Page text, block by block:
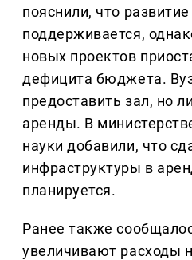
пояснили, что
поддерживается,
новых проектов
дефицита бюджета.
предоставить зал, но
аренды. В
науки добавили, что
инфраструктуры в
планируется.
Ранее также
увеличивают расходы